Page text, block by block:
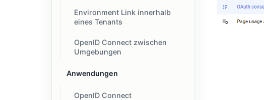
Environment Link innerhalb
eines Tenants
OpenID Connect zwischen
Umgebungen
Anwendungen
OpenID Connect